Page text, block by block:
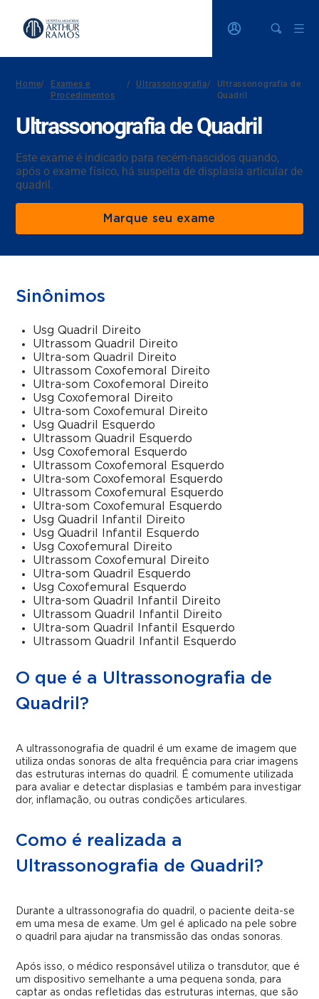
Home/
Exames e
Procedimentos
/ Ultrassonografia/
Ultrassonografia de
Quadril
Ultrassonografia de Quadril
Este exame é indicado para recém-nascidos quando,
após o exame físico, há suspeita de displasia articular de
quadril.
Marque seu exame
Sinônimos
Usg Quadril Direito
Ultrassom Quadril Direito
Ultra-som Quadril Direito
Ultrassom Coxofemoral Direito
Ultra-som Coxofemoral Direito
Usg Coxofemoral Direito
Ultra-som Coxofemural Direito
Usg Quadril Esquerdo
Ultrassom Quadril Esquerdo
Usg Coxofemoral Esquerdo
Ultrassom Coxofemoral Esquerdo
Ultra-som Coxofemoral Esquerdo
Ultrassom Coxofemural Esquerdo
Ultra-som Coxofemural Esquerdo
Usg Quadril Infantil Direito
Usg Quadril Infantil Esquerdo
Usg Coxofemural Direito
Ultrassom Coxofemural Direito
Ultra-som Quadril Esquerdo
Usg Coxofemural Esquerdo
Ultra-som Quadril Infantil Direito
Ultrassom Quadril Infantil Direito
Ultra-som Quadril Infantil Esquerdo
Ultrassom Quadril Infantil Esquerdo
O que é a Ultrassonografia de
Quadril?
A ultrassonografia de quadril é um exame de imagem que
utiliza ondas sonoras de alta frequência para criar imagens
das estruturas internas do quadril. É comumente utilizada
para avaliar e detectar displasias e também para investigar
dor, inflamação, ou outras condições articulares.
Como é realizada a
Ultrassonografia de Quadril?
Durante a ultrassonografia do quadril, o paciente deita-se
em uma mesa de exame. Um gel é aplicado na pele sobre
o quadril para ajudar na transmissão das ondas sonoras.
Após isso, o médico responsável utiliza o transdutor, que é
um dispositivo semelhante a uma pequena sonda, para
captar as ondas refletidas das estruturas internas, que são